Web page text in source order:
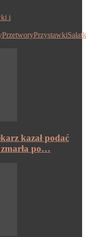
i
PrzetworyPrzystawki
kazał podać
po…